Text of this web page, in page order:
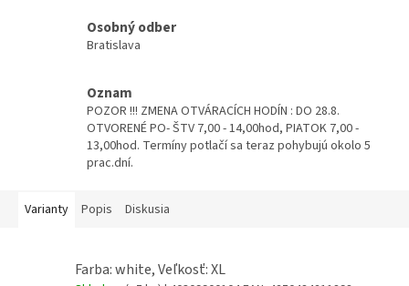
Osobný odber
Bratislava
Oznam
POZOR !!! ZMENA OTVÁRACÍCH HODÍN : DO 28.8.
OTVORENÉ PO- ŠTV 7,00 - 14,00hod, PIATOK 7,00 -
13,00hod. Termíny potlačí sa teraz pohybujú okolo 5
prac.dní.
Varianty Popis Diskusia
Farba: white, Veľkosť: XL